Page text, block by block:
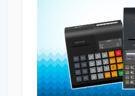
READ MORE